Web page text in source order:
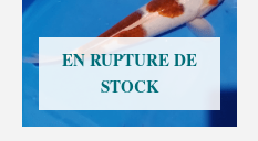
EN RUPTURE DE
STOCK